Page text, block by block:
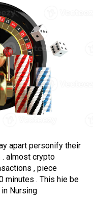
apart personify their
almost crypto
, piece
minutes . This hie be
Nursing